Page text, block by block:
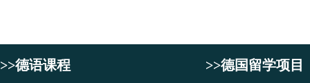
>>德语课程 >>德国留学项目